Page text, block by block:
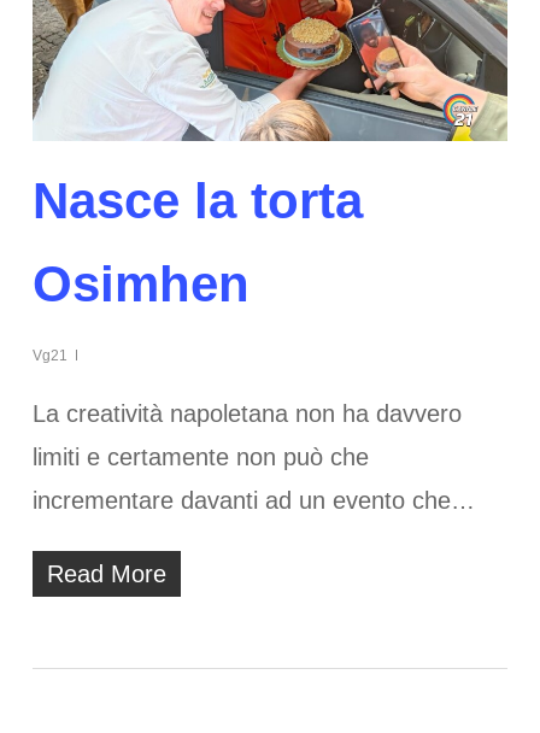
Nasce la torta
Osimhen
Vg21
La creatività napoletana non ha davvero
limiti e certamente non può che
incrementare davanti ad un evento che…
Read More